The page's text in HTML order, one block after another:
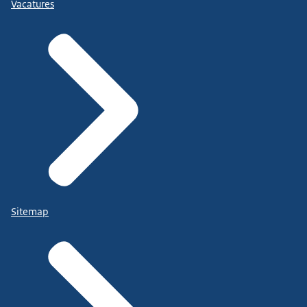
Vacatures
Sitemap